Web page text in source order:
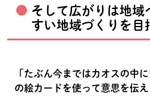
そして広がりは地域
すい地域づくりを目
「たぶん今まではカオスの中
の絵カードを使って意思を伝